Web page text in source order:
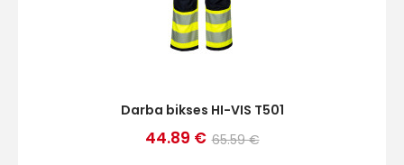
Darba bikses HI-VIS T501
44.89 € 65.59 €